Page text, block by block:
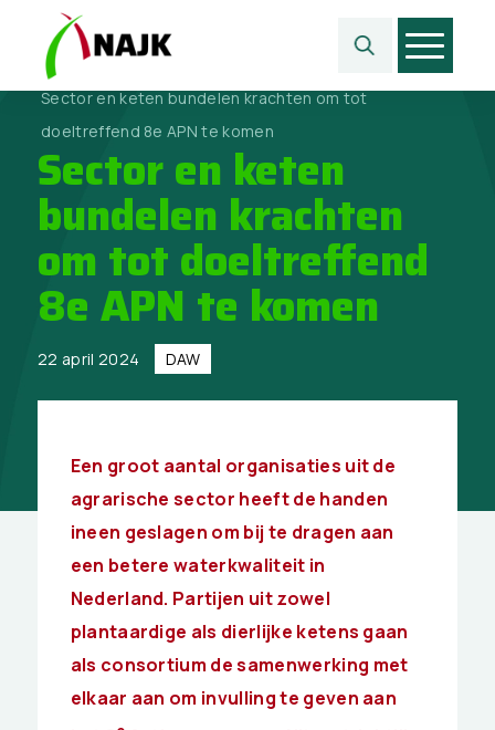
Home >
Sector en keten bundelen krachten om tot
doeltreffend 8e APN te komen
Sector en keten
bundelen krachten
om tot doeltreffend
8e APN te komen
22 april 2024 DAW
Een groot aantal organisaties uit de
agrarische sector heeft de handen
ineen geslagen om bij te dragen aan
een betere waterkwaliteit in
Nederland. Partijen uit zowel
plantaardige als dierlijke ketens gaan
als consortium de samenwerking met
elkaar aan om invulling te geven aan